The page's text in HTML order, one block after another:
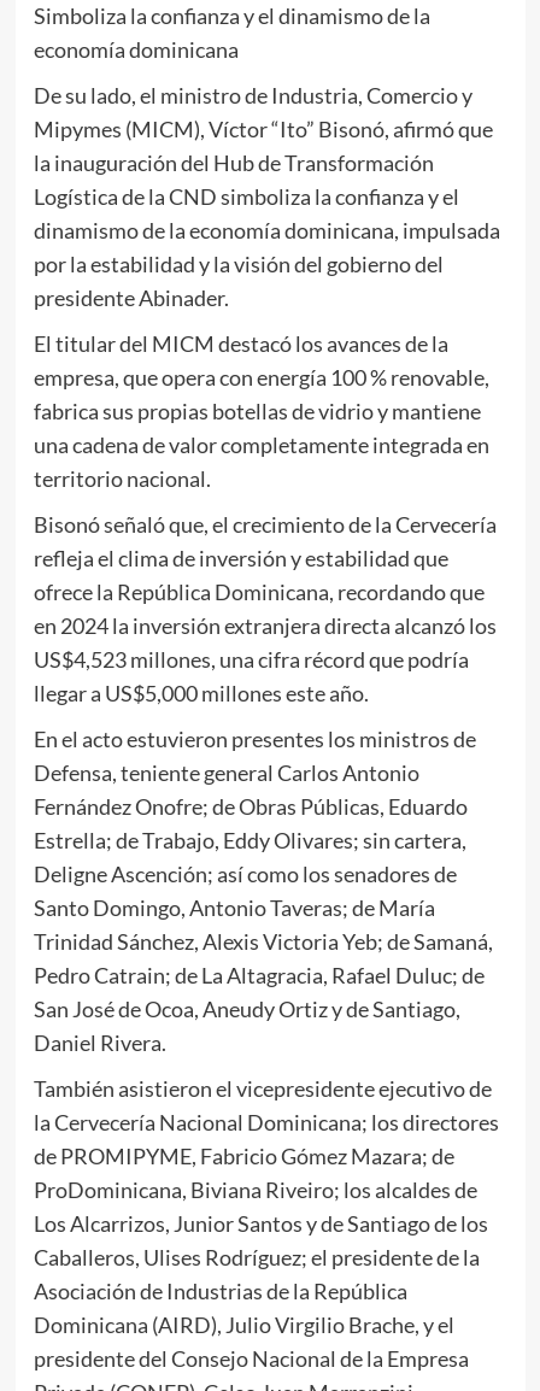
Simboliza la confianza y el dinamismo de la
economía dominicana
De su lado, el ministro de Industria, Comercio y
Mipymes (MICM), Víctor “Ito” Bisonó, afirmó que
la inauguración del Hub de Transformación
Logística de la CND simboliza la confianza y el
dinamismo de la economía dominicana, impulsada
por la estabilidad y la visión del gobierno del
presidente Abinader.
El titular del MICM destacó los avances de la
empresa, que opera con energía 100 % renovable,
fabrica sus propias botellas de vidrio y mantiene
una cadena de valor completamente integrada en
territorio nacional.
Bisonó señaló que, el crecimiento de la Cervecería
refleja el clima de inversión y estabilidad que
ofrece la República Dominicana, recordando que
en 2024 la inversión extranjera directa alcanzó los
US$4,523 millones, una cifra récord que podría
llegar a US$5,000 millones este año.
En el acto estuvieron presentes los ministros de
Defensa, teniente general Carlos Antonio
Fernández Onofre; de Obras Públicas, Eduardo
Estrella; de Trabajo, Eddy Olivares; sin cartera,
Deligne Ascención; así como los senadores de
Santo Domingo, Antonio Taveras; de María
Trinidad Sánchez, Alexis Victoria Yeb; de Samaná,
Pedro Catrain; de La Altagracia, Rafael Duluc; de
San José de Ocoa, Aneudy Ortiz y de Santiago,
Daniel Rivera.
También asistieron el vicepresidente ejecutivo de
la Cervecería Nacional Dominicana; los directores
de PROMIPYME, Fabricio Gómez Mazara; de
ProDominicana, Biviana Riveiro; los alcaldes de
Los Alcarrizos, Junior Santos y de Santiago de los
Caballeros, Ulises Rodríguez; el presidente de la
Asociación de Industrias de la República
Dominicana (AIRD), Julio Virgilio Brache, y el
presidente del Consejo Nacional de la Empresa